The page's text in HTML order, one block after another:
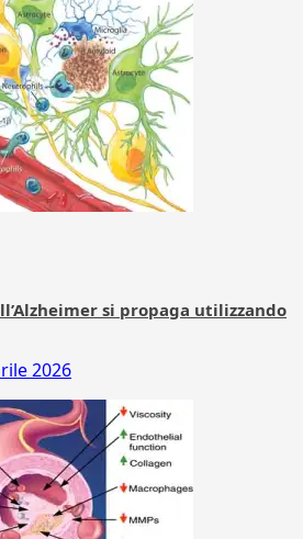
si propaga utilizzando
2026